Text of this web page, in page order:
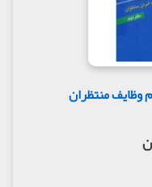
وظایف منتظران